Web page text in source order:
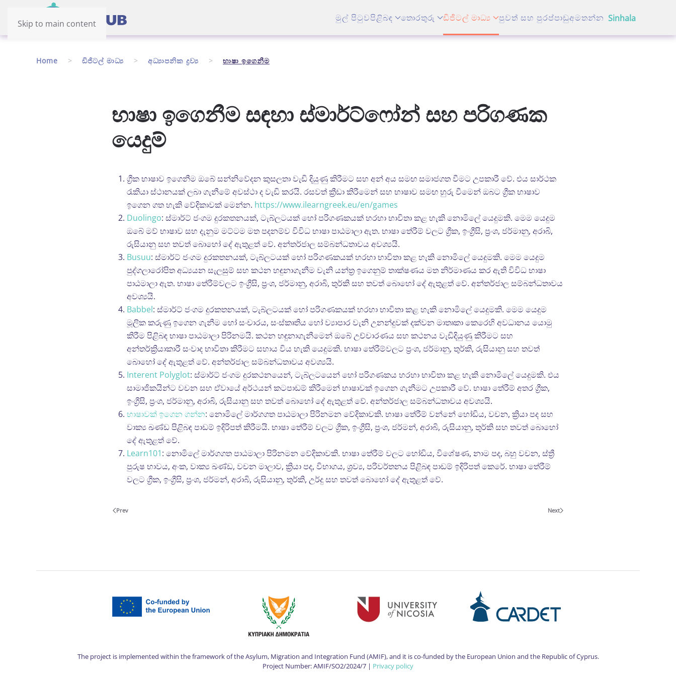
Skip to main content
මුල් පිටුවපිළිබඳ තොරතුරු ඩිජිටල් මාධ්‍ය පුවත් සහ පුරප්පාඩුඅමතන්න Sinhala
Home ඩිජිටල් මාධ්‍ය අධ්‍යාපනික ද්‍රව්‍ය භාෂා ඉගෙනීම
භාෂා ඉගෙනීම සඳහා ස්මාර්ට්ෆෝන් සහ පරිගණක
යෙදුම්
ග්‍රීක භාෂාව ඉගෙනීම ඔබේ සන්නිවේදන කුසලතා වැඩි දියුණු කිරීමට සහ අන් අය සමඟ සමාජගත වීමට උපකාරී වේ. එය සාර්ථක
රැකියා ස්ථානයක් ලබා ගැනීමේ අවස්ථා ද වැඩි කරයි. රසවත් ක්‍රීඩා කිරීමෙන් සහ භාෂාව සමඟ හුරු වීමෙන් ඔබට ග්‍රීක භාෂාව
ඉගෙන ගත හැකි වේදිකාවක් මෙන්න. https://www.ilearngreek.eu/en/games
Duolingo: ස්මාර්ට් ජංගම දුරකතනයක්, ටැබ්ලටයක් හෝ පරිගණකයක් හරහා භාවිතා කළ හැකි නොමිලේ යෙදුමකි. මෙම යෙදුම
ඔබේ මව් භාෂාව සහ දැනුම මට්ටම මත පදනම්ව විවිධ භාෂා පාඨමාලා ඇත. භාෂා තේරීම් වලට ග්‍රීක, ඉංග්‍රීසි, ප්‍රංශ, ජර්මානු, අරාබි,
රුසියානු සහ තවත් බොහෝ දේ ඇතුළත් වේ. අන්තර්ජාල සම්බන්ධතාවය අවශ්‍යයි.
Busuu: ස්මාර්ට් ජංගම දුරකතනයක්, ටැබ්ලටයක් හෝ පරිගණකයක් හරහා භාවිතා කළ හැකි නොමිලේ යෙදුමකි. මෙම යෙදුම
පුද්ගලාරෝපිත අධ්‍යයන සැලසුම් සහ කථන හඳුනාගැනීම වැනි යන්ත්‍ර ඉගෙනුම් තාක්ෂණය මත නිර්මාණය කර ඇති විවිධ භාෂා
පාඨමාලා ඇත. භාෂා තේරීම්වලට ඉංග්‍රීසි, ප්‍රංශ, ජර්මානු, අරාබි, තුර්කි සහ තවත් බොහෝ දේ ඇතුළත් වේ. අන්තර්ජාල සම්බන්ධතාවය
අවශ්‍යයි.
Babbel: ස්මාර්ට් ජංගම දුරකතනයක්, ටැබ්ලටයක් හෝ පරිගණකයක් හරහා භාවිතා කළ හැකි නොමිලේ යෙදුමකි. මෙම යෙදුම
මූලික කරුණු ඉගෙන ගැනීම හෝ සංචාරය, සංස්කෘතිය හෝ ව්‍යාපාර වැනි උනන්දුවක් දක්වන මාතෘකා කෙරෙහි අවධානය යොමු
කිරීම පිළිබඳ භාෂා පාඨමාලා පිරිනමයි. කථන හඳුනාගැනීමෙන් ඔබේ උච්චාරණය සහ කථනය වැඩිදියුණු කිරීමට සහ
අන්තර්ක්‍රියාකාරී සංවාද භාවිතා කිරීමට සහාය විය හැකි යෙදුමකි. භාෂා තේරීම්වලට ප්‍රංශ, ජර්මානු, තුර්කි, රුසියානු සහ තවත්
බොහෝ දේ ඇතුළත් වේ. අන්තර්ජාල සම්බන්ධතාවය අවශ්‍යයි.
Interent Polyglot: ස්මාර්ට් ජංගම දුරකථනයෙන්, ටැබ්ලටයෙන් හෝ පරිගණකය හරහා භාවිතා කළ හැකි නොමිලේ යෙදුමකි. එය
සාමාජිකයින්ට වචන සහ ඒවායේ අර්ථයන් කටපාඩම් කිරීමෙන් භාෂාවක් ඉගෙන ගැනීමට උපකාරී වේ. භාෂා තේරීම් අතර ග්‍රීක,
ඉංග්‍රීසි, ප්‍රංශ, ජර්මානු, අරාබි, රුසියානු සහ තවත් බොහෝ දේ ඇතුළත් වේ. අන්තර්ජාල සම්බන්ධතාවය අවශ්‍යයි.
භාෂාවක් ඉගෙන ගන්න: නොමිලේ මාර්ගගත පාඨමාලා පිරිනමන වේදිකාවකි. භාෂා තේරීම් වන්නේ හෝඩිය, වචන, ක්‍රියා පද සහ
වාක්‍ය ඛණ්ඩ පිළිබඳ පාඩම් ඉදිරිපත් කිරීමයි. භාෂා තේරීම් වලට ග්‍රීක, ඉංග්‍රීසි, ප්‍රංශ, ජර්මන්, අරාබි, රුසියානු, තුර්කි සහ තවත් බොහෝ
දේ ඇතුළත් වේ.
Learn101: නොමිලේ මාර්ගගත පාඨමාලා පිරිනමන වේදිකාවකි. භාෂා තේරීම් වලට හෝඩිය, විශේෂණ, නාම පද, බහු වචන, ස්ත්‍රී
පුරුෂ භාවය, අංක, වාක්‍ය ඛණ්ඩ, වචන මාලාව, ක්‍රියා පද, විභාගය, ශ්‍රව්‍ය, පරිවර්තනය පිළිබඳ පාඩම් ඉදිරිපත් කෙරේ. භාෂා තේරීම්
වලට ග්‍රීක, ඉංග්‍රීසි, ප්‍රංශ, ජර්මන්, අරාබි, රුසියානු, තුර්කි, උර්දු සහ තවත් බොහෝ දේ ඇතුළත් වේ.
Prev Next
The project is implemented within the framework of the Asylum, Migration and Integration Fund (AMIF), and it is co-funded by the European Union and the Republic of Cyprus.
Project Number: AMIF/SO2/2024/7 | Privacy policy